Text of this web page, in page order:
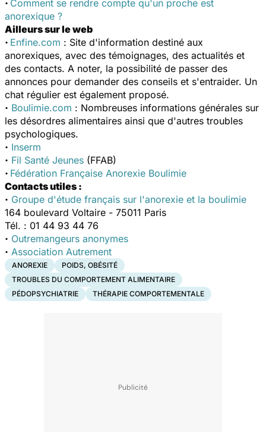
· Comment se rendre compte qu'un proche est
anorexique ?
Ailleurs sur le web
· Enfine.com : Site d'information destiné aux
anorexiques, avec des témoignages, des actualités et
des contacts. A noter, la possibilité de passer des
annonces pour demander des conseils et s'entraider. Un
chat régulier est également proposé.
· Boulimie.com : Nombreuses informations générales sur
les désordres alimentaires ainsi que d'autres troubles
psychologiques.
· Inserm
· Fil Santé Jeunes (FFAB)
· Fédération Française Anorexie Boulimie
Contacts utiles :
· Groupe d'étude français sur l'anorexie et la boulimie
164 boulevard Voltaire - 75011 Paris
Tél. : 01 44 93 44 76
· Outremangeurs anonymes
· Association Autrement
ANOREXIE
POIDS, OBÉSITÉ
TROUBLES DU COMPORTEMENT ALIMENTAIRE
PÉDOPSYCHIATRIE
THÉRAPIE COMPORTEMENTALE